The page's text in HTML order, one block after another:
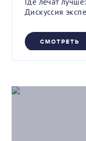
Дискуссия
СМОТРЕТЬ